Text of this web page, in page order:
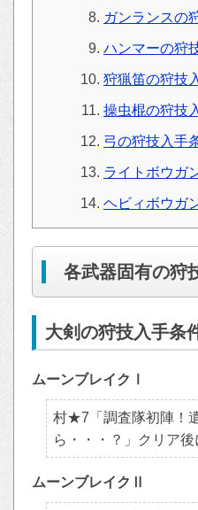
ガンランスの
ハンマーの狩
狩猟笛の狩技
操虫棍の狩技
弓の狩技入手
ライトボウガ
ヘビィボウガ
各武器固有の狩
大剣の狩技入手条
ムーンブレイクⅠ
村★7「調査隊初陣！
ら・・・？」クリア
ムーンブレイクⅡ